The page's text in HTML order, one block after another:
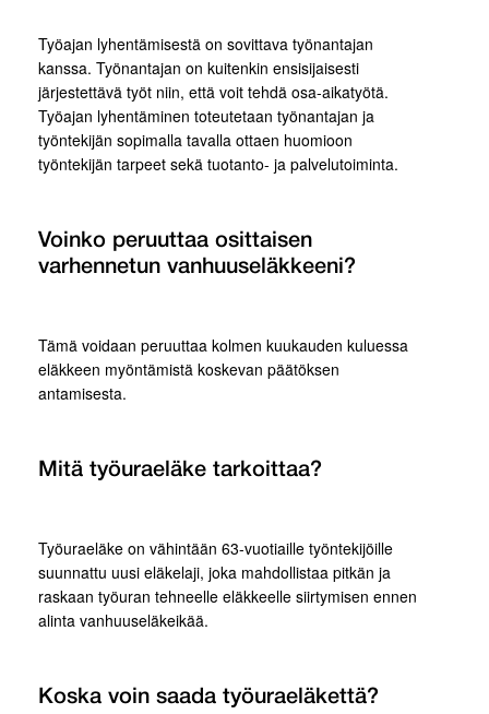
Työajan lyhentämisestä on sovittava työnantajan
kanssa. Työnantajan on kuitenkin ensisijaisesti
järjestettävä työt niin, että voit tehdä osa-aikatyötä.
Työajan lyhentäminen toteutetaan työnantajan ja
työntekijän sopimalla tavalla ottaen huomioon
työntekijän tarpeet sekä tuotanto- ja palvelutoiminta.
Voinko peruuttaa osittaisen
varhennetun vanhuuseläkkeeni?
Tämä voidaan peruuttaa kolmen kuukauden kuluessa
eläkkeen myöntämistä koskevan päätöksen
antamisesta.
Mitä työuraeläke tarkoittaa?
Työuraeläke on vähintään 63-vuotiaille työntekijöille
suunnattu uusi eläkelaji, joka mahdollistaa pitkän ja
raskaan työuran tehneelle eläkkeelle siirtymisen ennen
alinta vanhuuseläkeikää.
Koska voin saada työuraeläkettä?